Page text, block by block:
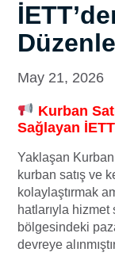
May 21, 2026
Kurban
Sağlayan
Yaklaşan
kurban satış ve
kolaylaştırmak
hatlarıyla hizmet
bölgesindeki
devreye